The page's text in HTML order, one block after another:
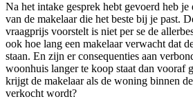
Na het intake gesprek hebt gevoerd heb
van de makelaar die het beste bij je past.
vraagprijs voorstelt is niet per se de
ook hoe lang een makelaar verwacht dat
staan. En zijn er consequenties aan
woonhuis langer te koop staat dan vooraf
krijgt de makelaar als de woning binnen
verkocht wordt?